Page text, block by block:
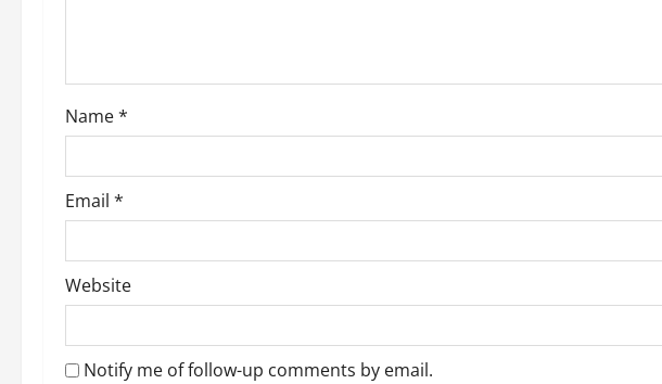
o
n
Name*
Email *
Website
Notify me of follow-up comments by email.